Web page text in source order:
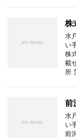
株
水
い
株
載
所
前
水
い
前